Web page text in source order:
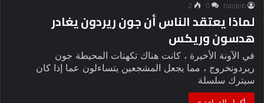
haideb
0
2
لماذا يعتقد الناس أن جون ريردون يغادر
هدسون وريكس
في الآونة الأخيرة ، كانت هناك تكهنات المحيطة جون
ريردونخروج ، مما يجعل المشجعين يتساءلون عما إذا كان
سيترك سلسلة…